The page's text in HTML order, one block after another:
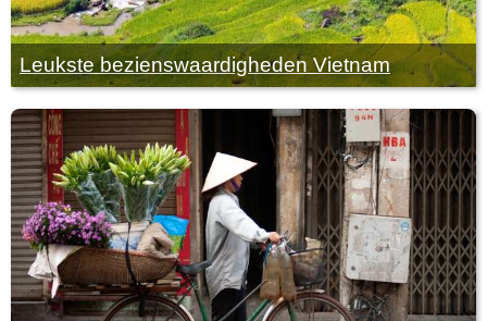
Leukste bezienswaardigheden Vietnam